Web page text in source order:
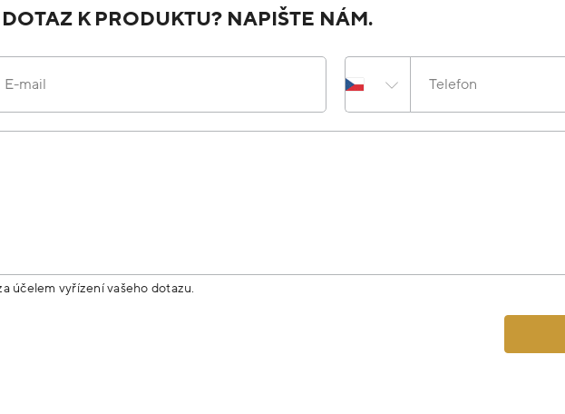
K PRODUKTU? NAPIŠTE NÁM.
E-mail Telefon
účelem vyřízení vašeho dotazu.